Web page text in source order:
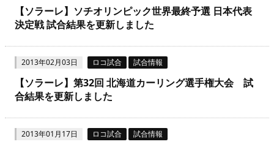
【ソラーレ】ソチオリンピック世界最終予選 日本代表
決定戦 試合結果を更新しました
2013年02月03日 ロコ試合 試合情報
【ソラーレ】第32回 北海道カーリング選手権大会 試
合結果を更新しました
2013年01月17日 ロコ試合 試合情報